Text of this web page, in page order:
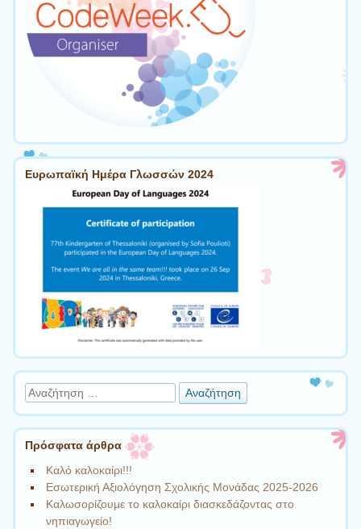
Ευρωπαϊκή Ημέρα Γλωσσών 2024
Αναζήτηση
Πρόσφατα άρθρα
Καλό καλοκαίρι!!!
Εσωτερική Αξιολόγηση Σχολικής Μονάδας 2025-2026
Καλωσορίζουμε το καλοκαίρι διασκεδάζοντας στο
νηπιαγωγείο!